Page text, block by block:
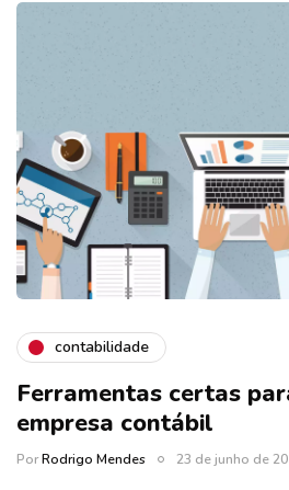
contabilidade
Ferramentas certas
empresa contábil
PorRodrigo Mendes 23 de junho de